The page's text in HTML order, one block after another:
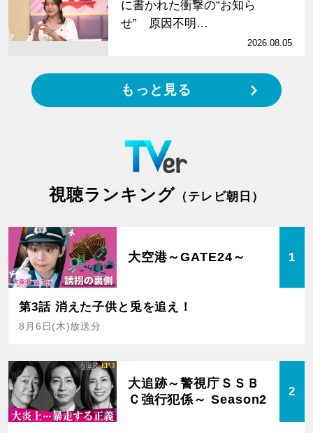
に書かれた衝撃の“お知ら
せ” 原因不明…
2026.08.05
もっと見る
視聴ランキング （テレビ朝日）
大空港～GATE24～ 1
第3話 消えた子供と兎を追え！
8月6日(木)放送分
大追跡～警視庁ＳＳＢ
Ｃ強行犯係～ Season2
2